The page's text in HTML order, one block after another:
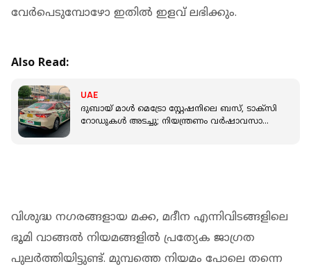
വേർപെടുമ്പോഴോ ഇതിൽ ഇളവ് ലഭിക്കും.
Also Read:
UAE
ദുബായ് മാൾ മെട്രോ സ്റ്റേഷനിലെ ബസ്, ടാക്സി
റോഡുകൾ അടച്ചു; നിയന്ത്രണം വർഷാവസാനം
വിശുദ്ധ നഗരങ്ങളായ മക്ക, മദീന എന്നിവിടങ്ങളിലെ
ഭൂമി വാങ്ങൽ നിയമങ്ങളിൽ പ്രത്യേക ജാഗ്രത
പുലർത്തിയിട്ടുണ്ട്. മുമ്പത്തെ നിയമം പോലെ തന്നെ